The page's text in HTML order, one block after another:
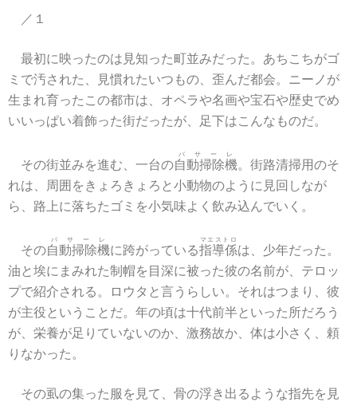
／１
最初に映ったのは見知った町並みだった。あちこちがゴ
ミで汚された、見慣れたいつもの、歪んだ都会。ニーノが
生まれ育ったこの都市は、オペラや名画や宝石や歴史でめ
いいっぱい着飾った街だったが、足下はこんなものだ。
その街並みを進む、一台の自動掃除機
パサーレ
。街路清掃用のそ
れは、周囲をきょろきょろと小動物のように見回しなが
ら、路上に落ちたゴミを小気味よく飲み込んでいく。
その自動掃除機
パサーレ
に跨がっている指導係
マエストロ
は、少年だった。
油と埃にまみれた制帽を目深に被った彼の名前が、テロッ
プで紹介される。ロウタと言うらしい。それはつまり、彼
が主役ということだ。年の頃は十代前半といった所だろう
が、栄養が足りていないのか、激務故か、体は小さく、頼
りなかった。
その虱の集った服を見て、骨の浮き出るような指先を見